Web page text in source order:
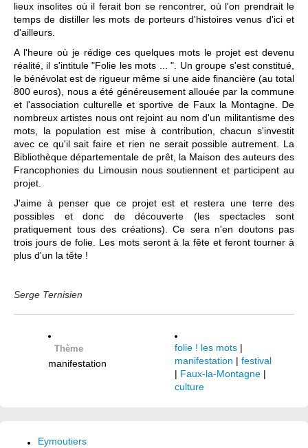
lieux insolites où il ferait bon se rencontrer, où l'on prendrait le
temps de distiller les mots de porteurs d'histoires venus d'ici et
d'ailleurs.
A l'heure où je rédige ces quelques mots le projet est devenu
réalité, il s'intitule "Folie les mots ... ". Un groupe s'est constitué,
le bénévolat est de rigueur même si une aide financière (au total
800 euros), nous a été généreusement allouée par la commune
et l'association culturelle et sportive de Faux la Montagne. De
nombreux artistes nous ont rejoint au nom d'un militantisme des
mots, la population est mise à contribution, chacun s'investit
avec ce qu'il sait faire et rien ne serait possible autrement. La
Bibliothèque départementale de prêt, la Maison des auteurs des
Francophonies du Limousin nous soutiennent et participent au
projet.
J'aime à penser que ce projet est et restera une terre des
possibles et donc de découverte (les spectacles sont
pratiquement tous des créations). Ce sera n'en doutons pas
trois jours de folie. Les mots seront à la fête et feront tourner à
plus d'un la tête !
Serge Ternisien
Thème
manifestation
folie ! les mots |
manifestation | festival
| Faux-la-Montagne |
culture
Eymoutiers